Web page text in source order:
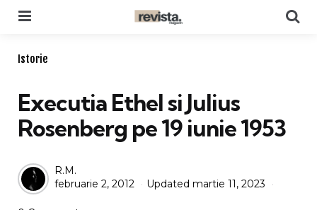
Categories
Istorie
Executia Ethel si Julius
Rosenberg pe 19 iunie 1953
Posted
by
R.M.
februarie 2, 2012
Updated martie 11, 2023